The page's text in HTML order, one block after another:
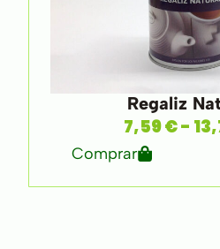
Regaliz
7,59€-
Comprar